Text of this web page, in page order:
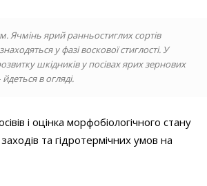
Ячмінь ярий ранньостиглих сортів
у фазі воскової стиглості. У
шкідників у посівах ярих зернових
в огляді.
і оцінка морфобіологічного стану
та гідротермічних умов на